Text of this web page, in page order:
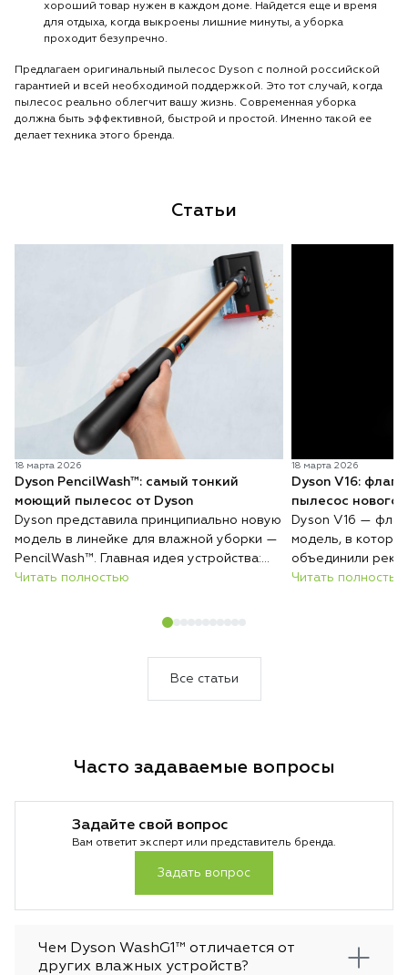
хороший товар нужен в каждом доме. Найдется еще и время
для отдыха, когда выкроены лишние минуты, а уборка
проходит безупречно.
Предлагаем оригинальный пылесос Dyson с полной российской
гарантией и всей необходимой поддержкой. Это тот случай, когда
пылесос реально облегчит вашу жизнь. Современная уборка
должна быть эффективной, быстрой и простой. Именно такой ее
делает техника этого бренда.
Статьи
18 марта 2026
Dyson PencilWash™: самый тонкий
моющий пылесос от Dyson
Dyson представила принципиально новую
модель в линейке для влажной уборки —
PencilWash™. Главная идея устройства:
сверхтонкий и лёгкий корпус без каких-
Читать полностью
18 марта 2026
Dyson V16:
пылесос нового
Dyson V16 —
модель, в
объединили
всасывания,
Читать полностью
Все статьи
Часто задаваемые вопросы
Задайте свой вопрос
Вам ответит эксперт или представитель бренда.
Задать вопрос
Чем Dyson WashG1™ отличается от
других влажных устройств?